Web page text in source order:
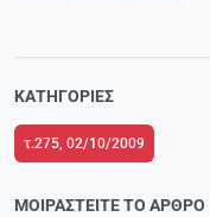
ΚΑΤΗΓΟΡΊΕΣ
τ.275, 02/10/2009
ΜΟΙΡΑΣΤΕΊΤΕ ΤΟ ΆΡΘΡΟ